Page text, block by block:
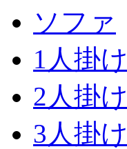
ソファ
1人掛
2人掛
3人掛